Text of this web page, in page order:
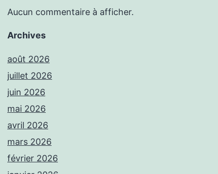
Aucun commentaire à afficher.
Archives
août 2026
juillet 2026
juin 2026
mai 2026
avril 2026
mars 2026
février 2026